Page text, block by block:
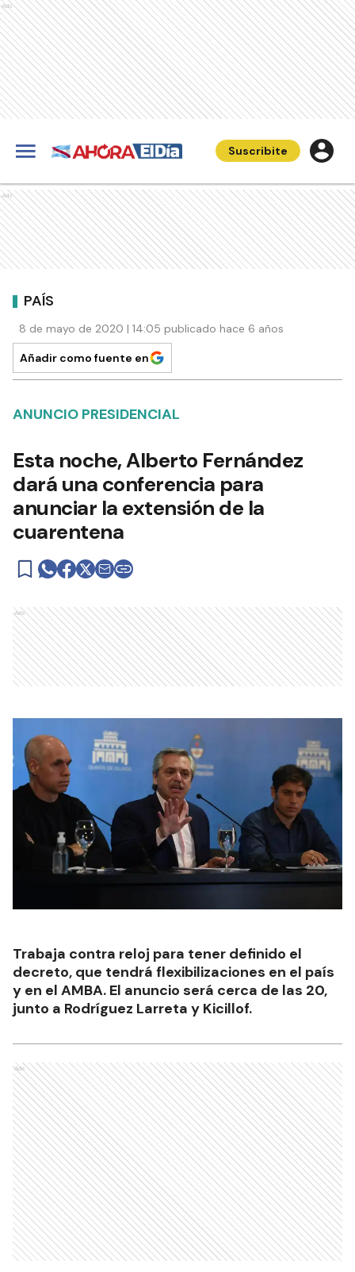
Ads
Suscribite
Ads
PAÍS
8 de mayo de 2020 | 14:05 publicado hace 6 años
Añadir como fuente en
ANUNCIO PRESIDENCIAL
Esta noche, Alberto Fernández
dará una conferencia para
anunciar la extensión de la
cuarentena
Ads
Trabaja contra reloj para tener definido el
decreto, que tendrá flexibilizaciones en el país
y en el AMBA. El anuncio será cerca de las 20,
junto a Rodríguez Larreta y Kicillof.
Ads